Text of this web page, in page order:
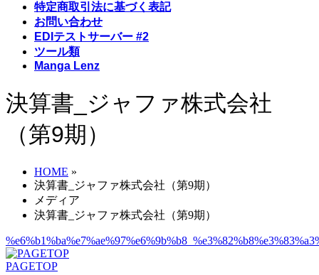
特定商取引法に基づく表記
お問い合わせ
EDIテストサーバー #2
ツール類
Manga Lenz
決算書_ジャファ株式会社
（第9期）
HOME »
決算書_ジャファ株式会社（第9期）
メディア
決算書_ジャファ株式会社（第9期）
PAGETOP